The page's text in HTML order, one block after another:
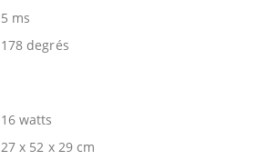
5 ms
178 degrés
16 watts
27 x 52 x 29 cm